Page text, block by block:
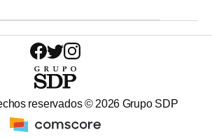
reservados ©2026 Grupo SDP